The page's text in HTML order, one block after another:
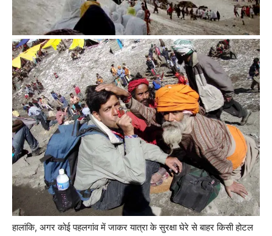
हालांकि, अगर कोई पहलगांव में जाकर यात्रा के सुरक्षा घेरे से बाहर किसी होटल